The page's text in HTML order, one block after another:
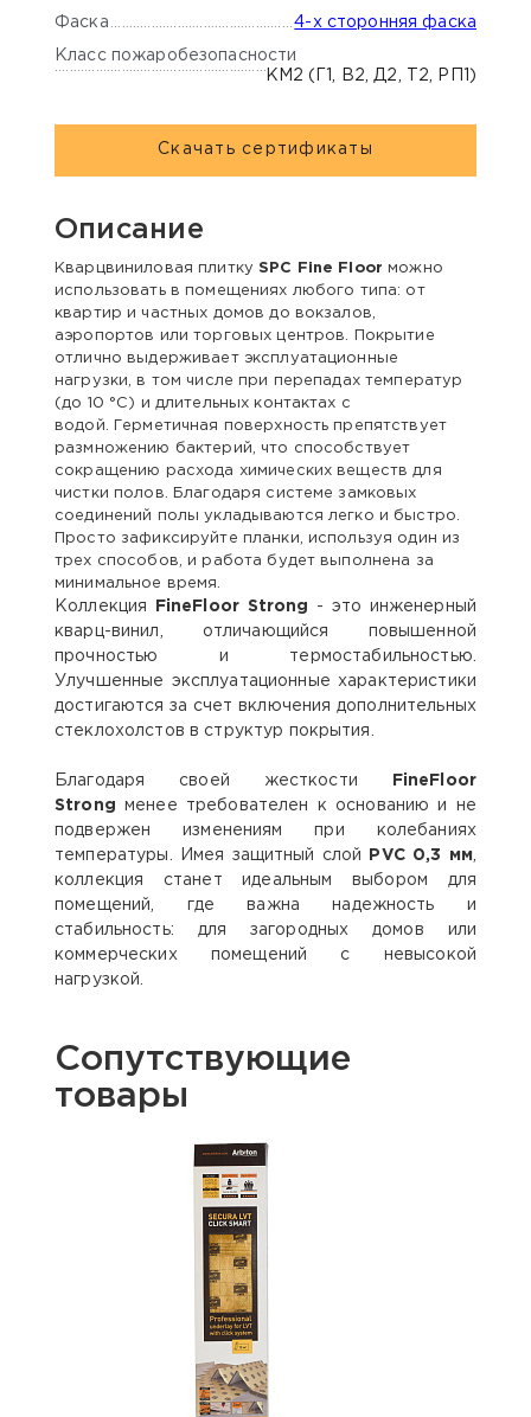
Фаска 4-х сторонняя фаска
Класс пожаробезопасности
КМ2 (Г1, В2, Д2, Т2, РП1)
Скачать сертификаты
Описание
Кварцвиниловая плитку SPC Fine Floor можно
использовать в помещениях любого типа: от
квартир и частных домов до вокзалов,
аэропортов или торговых центров. Покрытие
отлично выдерживает эксплуатационные
нагрузки, в том числе при перепадах температур
(до 10 °С) и длительных контактах с
водой. Герметичная поверхность препятствует
размножению бактерий, что способствует
сокращению расхода химических веществ для
чистки полов. Благодаря системе замковых
соединений полы укладываются легко и быстро.
Просто зафиксируйте планки, используя один из
трех способов, и работа будет выполнена за
минимальное время.
Коллекция FineFloor Strong
- это инженерный
кварц-винил, отличающийся повышенной
прочностью и термостабильностью.
Улучшенные эксплуатационные характеристики
достигаются за счет включения дополнительных
стеклохолстов в структур покрытия.
Благодаря своей жесткости
FineFloor
Strong менее требователен к основанию и не
подвержен изменениям при колебаниях
температуры. Имея защитный слой
PVC 0,3 мм
коллекция станет идеальным выбором для
помещений, где важна надежность и
стабильность: для загородных домов или
коммерческих помещений с невысокой
нагрузкой.
Сопутствующие
товары